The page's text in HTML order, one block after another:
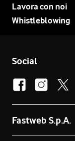
Lavora con noi
Whistleblowing
Social
Fastweb S.p.A.